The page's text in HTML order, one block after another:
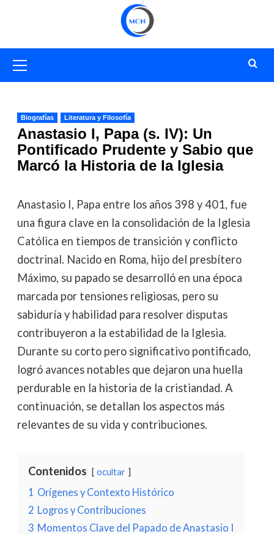
primario
Biografías Literatura y Filosofía
Anastasio I, Papa (s. IV): Un
Pontificado Prudente y Sabio que
Marcó la Historia de la Iglesia
Anastasio I, Papa entre los años 398 y 401, fue
una figura clave en la consolidación de la Iglesia
Católica en tiempos de transición y conflicto
doctrinal. Nacido en Roma, hijo del presbítero
Máximo, su papado se desarrolló en una época
marcada por tensiones religiosas, pero su
sabiduría y habilidad para resolver disputas
contribuyeron a la estabilidad de la Iglesia.
Durante su corto pero significativo pontificado,
logró avances notables que dejaron una huella
perdurable en la historia de la cristiandad. A
continuación, se detallan los aspectos más
relevantes de su vida y contribuciones.
Contenidos ocultar
1 Orígenes y Contexto Histórico
2 Logros y Contribuciones
3 Momentos Clave del Papado de Anastasio I